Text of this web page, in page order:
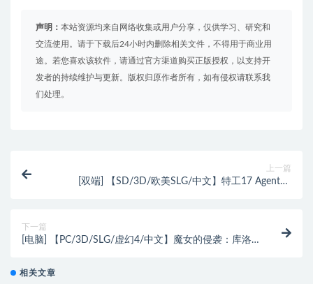
声明： 本站资源均来自网络收集或用户分享，仅供学习、研究和
交流使用。请于下载后24小时内删除相关文件，不得用于商业用
途。若您喜欢该软件，请通过官方渠道购买正版授权，以支持开
发者的持续维护与更新。版权归原作者所有，如有侵权请联系我
们处理。
上一篇
[双端] 【SD/3D/欧美SLG/中文】特工17 Agent17
下一篇
[电脑] 【PC/3D/SLG/虚幻4/中文】魔女的侵袭：库洛
相关文章